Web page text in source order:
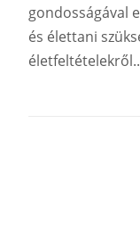
gondosságával
és élettani